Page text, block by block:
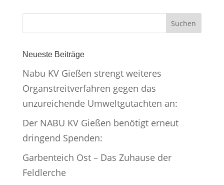
Neueste Beiträge
Nabu KV Gießen strengt weiteres
Organstreitverfahren gegen das
unzureichende Umweltgutachten an:
Der NABU KV Gießen benötigt erneut
dringend Spenden:
Garbenteich Ost – Das Zuhause der
Feldlerche